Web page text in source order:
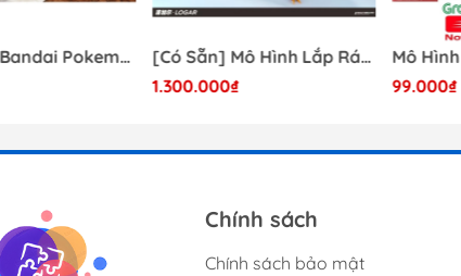
X-Mô hình Bandai Pokemon PLAMO COLLECTION Fossil Pokemon Series Tyrantrum
[Có Sẵn] Mô Hình Lắp Ráp 1/60 Barbatos Logar Wolf Remains Meavy Industries
1.300.000₫
99.000₫
Chính sách
Chính sách bảo mật